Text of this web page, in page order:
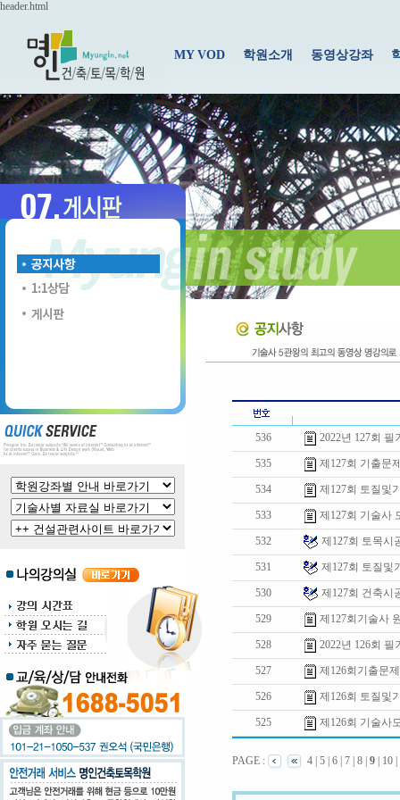
header.html
MY VOD 학원소개 동영상강좌
536 2022년 127회
535 제127회 기출문
534 제127회 토질및
533 제127회 기술사
532 제127회 토목시
531 제127회 토질및
530 제127회 건축시
529 제127회기술사
528 2022년 126회
527 제126회기출문
526 제126회 토질및
525 제126회 기술사
PAGE : 4 5 6 7 8 9 10